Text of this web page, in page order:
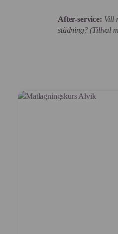
After-service: Vill
städning? (Tillval